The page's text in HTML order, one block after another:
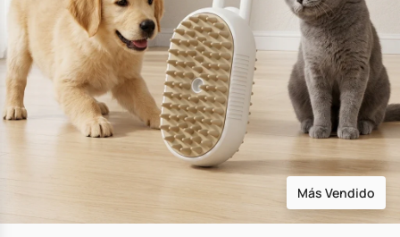
Más Vendido